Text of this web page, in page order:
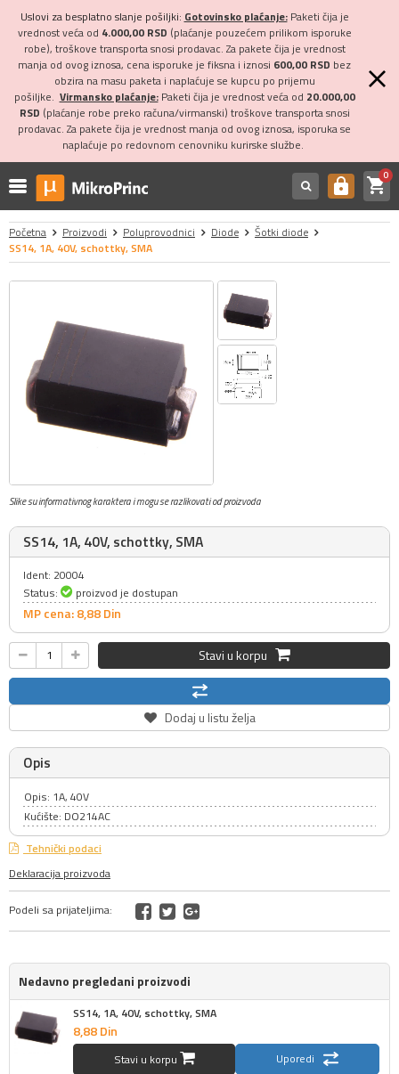
Uslovi za besplatno slanje pošiljki: Gotovinsko plaćanje:Paketi čija je
vrednost veća od 4.000,00 RSD (plaćanje pouzećem prilikom isporuke
robe), troškove transporta snosi prodavac. Za pakete čija je vrednost
manja od ovog iznosa, cena isporuke je fiksna i iznosi 600,00 RSD bez
obzira na masu paketa i naplaćuje se kupcu po prijemu
pošiljke. Virmansko plaćanje:Paketi čija je vrednost veća od 20.000,00
RSD (plaćanje robe preko računa/virmanski) troškove transporta snosi
prodavac. Za pakete čija je vrednost manja od ovog iznosa, isporuka se
naplaćuje po redovnom cenovniku kurirske službe.
https shopping_cart0
Početna Proizvodi Poluprovodnici Diode
Šotki diode
SS14, 1A, 40V, schottky, SMA
Slike su informativnog karaktera i mogu se razlikovati od proizvoda
SS14, 1A, 40V, schottky, SMA
Ident: 20004
Status:
proizvod je dostupan
MP cena: 8,88Din
Stavi u korpu
Dodaj u listu želja
Opis
Opis: 1A, 40V
Kućište: DO214AC
Tehnički podaci
Deklaracija proizvoda
Podeli sa prijateljima:
Nedavno pregledani proizvodi
SS14, 1A, 40V, schottky, SMA
8,88Din
Stavi u korpu Uporedi